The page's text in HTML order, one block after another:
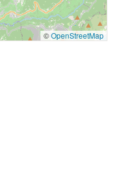
©OpenStreetMap